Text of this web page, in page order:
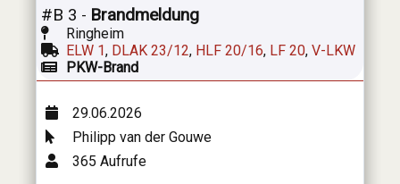
#B 3 - Brandmeldung
Ringheim
ELW 1, DLAK 23/12, HLF 20/16, LF 20, V-LKW
PKW-Brand
29.06.2026
Philipp van der Gouwe
365 Aufrufe